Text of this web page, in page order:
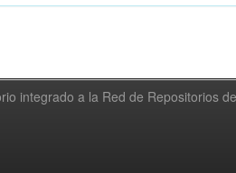
integrado a la Red de Repositorios